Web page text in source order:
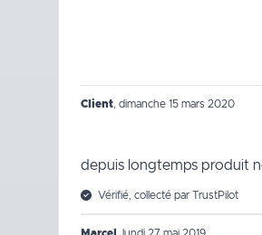
Client dimanche 15 mars 2020
depuis longtemps produit
Vérifié, collecté par TrustPilot